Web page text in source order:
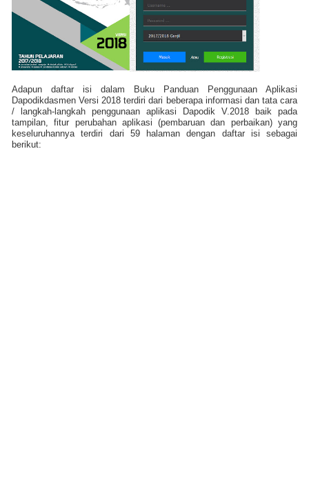
Adapun daftar isi dalam Buku Panduan Penggunaan Aplikasi
Dapodikdasmen Versi 2018 terdiri dari beberapa informasi dan tata cara
/ langkah-langkah penggunaan aplikasi Dapodik V.2018 baik pada
tampilan, fitur perubahan aplikasi (pembaruan dan perbaikan) yang
keseluruhannya terdiri dari 59 halaman dengan daftar isi sebagai
berikut: